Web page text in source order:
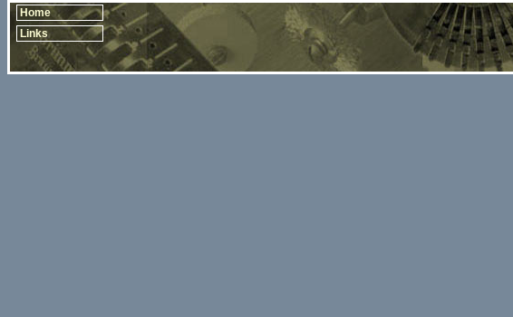
Home
Links